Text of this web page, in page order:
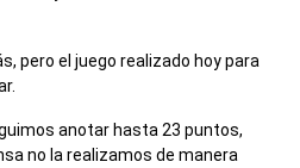
pero el juego realizado hoy para
anotar hasta 23 puntos,
no la realizamos de manera